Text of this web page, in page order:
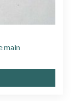
main